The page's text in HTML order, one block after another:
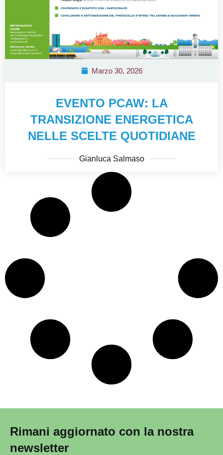
Marzo 30, 2026
EVENTO PCAW: LA
TRANSIZIONE ENERGETICA
NELLE SCELTE QUOTIDIANE
Gianluca Salmaso
Rimani aggiornato con la nostra
newsletter